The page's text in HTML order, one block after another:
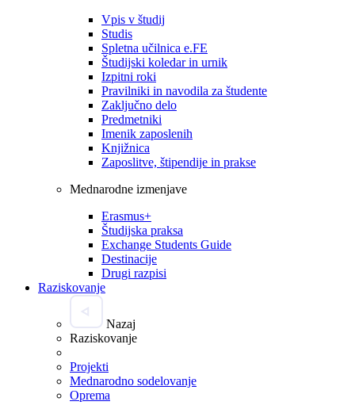
Vpis v študij
Studis
Spletna učilnica e.FE
Študijski koledar in urnik
Izpitni roki
Pravilniki in navodila za študente
Zaključno delo
Predmetniki
Imenik zaposlenih
Knjižnica
Zaposlitve, štipendije in prakse
Mednarodne izmenjave
Erasmus+
Študijska praksa
Exchange Students Guide
Destinacije
Drugi razpisi
Raziskovanje
Nazaj
Raziskovanje
Projekti
Mednarodno sodelovanje
Oprema